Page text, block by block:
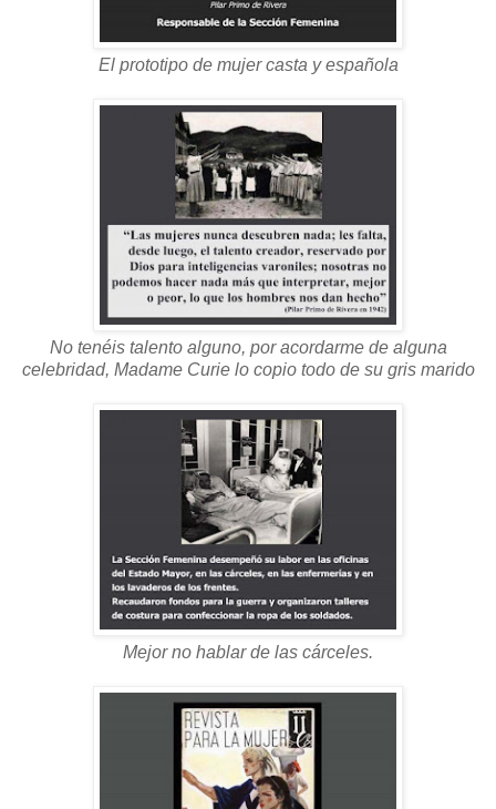
El prototipo de mujer casta y española
No tenéis talento alguno, por acordarme de alguna
celebridad, Madame Curie lo copio todo de su gris marido
Mejor no hablar de las cárceles.